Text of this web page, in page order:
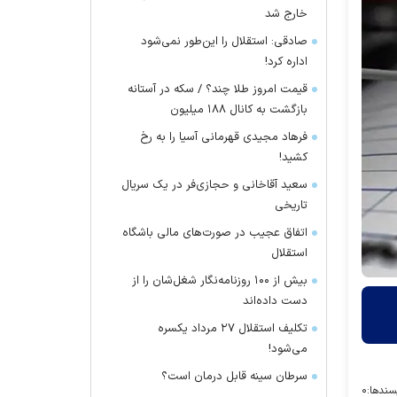
۰
خارج شد
صادقی: استقلال را این‌طور نمی‌شود
اداره کرد!
قیمت امروز طلا چند؟ / سکه در آستانه
بازگشت به کانال ۱۸۸ میلیون
فرهاد مجیدی قهرمانی آسیا را به رخ
کشید!
سعید آقاخانی و حجازی‌فر در یک سریال
تاریخی
اتفاق عجیب در صورت‌های مالی باشگاه
استقلال
بیش از ۱۰۰ روزنامه‌نگار شغل‌شان را از
دست داده‌اند
تکلیف استقلال ۲۷ مرداد یکسره
می‌شود!
سرطان سینه قابل درمان است؟